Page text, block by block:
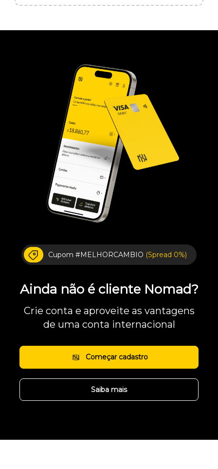
Cupom #MELHORCAMBIO (Spread 0%)
Ainda não é cliente Nomad?
Crie conta e aproveite as vantagens
de uma conta internacional
Começar cadastro
Saiba mais